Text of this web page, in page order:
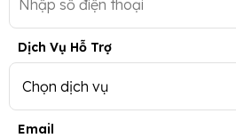
Dịch Vụ Hỗ Trợ
Email